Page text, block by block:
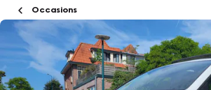
Occasions